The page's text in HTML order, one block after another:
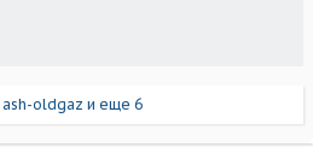
ash-oldgaz и еще 6